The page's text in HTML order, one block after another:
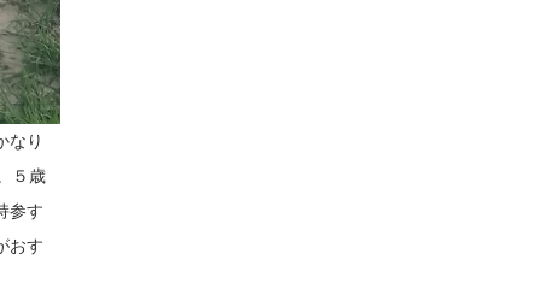
なり
５歳
参す
おす